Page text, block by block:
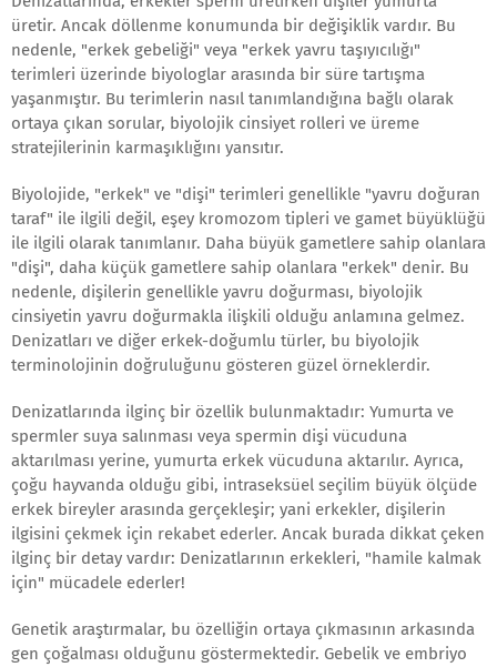
üretir. Ancak döllenme konumunda bir değişiklik vardır. Bu
nedenle, "erkek gebeliği" veya "erkek yavru taşıyıcılığı"
terimleri üzerinde biyologlar arasında bir süre tartışma
yaşanmıştır. Bu terimlerin nasıl tanımlandığına bağlı olarak
ortaya çıkan sorular, biyolojik cinsiyet rolleri ve üreme
stratejilerinin karmaşıklığını yansıtır.
Biyolojide, "erkek" ve "dişi" terimleri genellikle "yavru doğuran
taraf" ile ilgili değil, eşey kromozom tipleri ve gamet büyüklüğü
ile ilgili olarak tanımlanır. Daha büyük gametlere sahip olanlara
"dişi", daha küçük gametlere sahip olanlara "erkek" denir. Bu
nedenle, dişilerin genellikle yavru doğurması, biyolojik
cinsiyetin yavru doğurmakla ilişkili olduğu anlamına gelmez.
Denizatları ve diğer erkek-doğumlu türler, bu biyolojik
terminolojinin doğruluğunu gösteren güzel örneklerdir.
Denizatlarında ilginç bir özellik bulunmaktadır: Yumurta ve
spermler suya salınması veya spermin dişi vücuduna
aktarılması yerine, yumurta erkek vücuduna aktarılır. Ayrıca,
çoğu hayvanda olduğu gibi, intraseksüel seçilim büyük ölçüde
erkek bireyler arasında gerçekleşir; yani erkekler, dişilerin
ilgisini çekmek için rekabet ederler. Ancak burada dikkat çeken
ilginç bir detay vardır: Denizatlarının erkekleri, "hamile kalmak
için" mücadele ederler!
Genetik araştırmalar, bu özelliğin ortaya çıkmasının arkasında
gen çoğalması olduğunu göstermektedir. Gebelik ve embriyo